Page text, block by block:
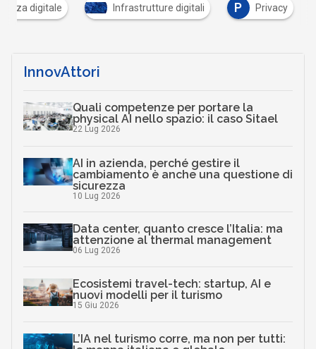
digitale Infrastrutture digitali P Privacy
InnovAttori
Quali competenze per portare la
physical AI nello spazio: il caso Sitael
22 Lug 2026
AI in azienda, perché gestire il
cambiamento è anche una questione di
sicurezza
10 Lug 2026
Data center, quanto cresce l’Italia: ma
attenzione al thermal management
06 Lug 2026
Ecosistemi travel-tech: startup, AI e
nuovi modelli per il turismo
15 Giu 2026
L’IA nel turismo corre, ma non per tutti: